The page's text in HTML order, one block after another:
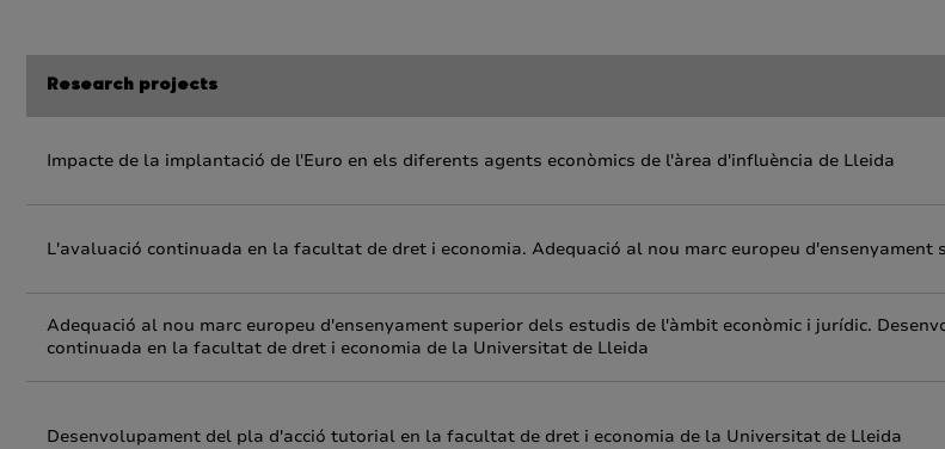
Research projects
Impacte de la implantació de l'Euro en els diferents agents econòmics de l'àrea d'influència de Lleida
L'avaluació continuada en la facultat de dret i economia. Adequació al nou marc europeu d'ensenyament
Adequació al nou marc europeu d'ensenyament superior dels estudis de l'àmbit econòmic i jurídic.
continuada en la facultat de dret i economia de la Universitat de Lleida
Desenvolupament del pla d'acció tutorial en la facultat de dret i economia de la Universitat de Lleida